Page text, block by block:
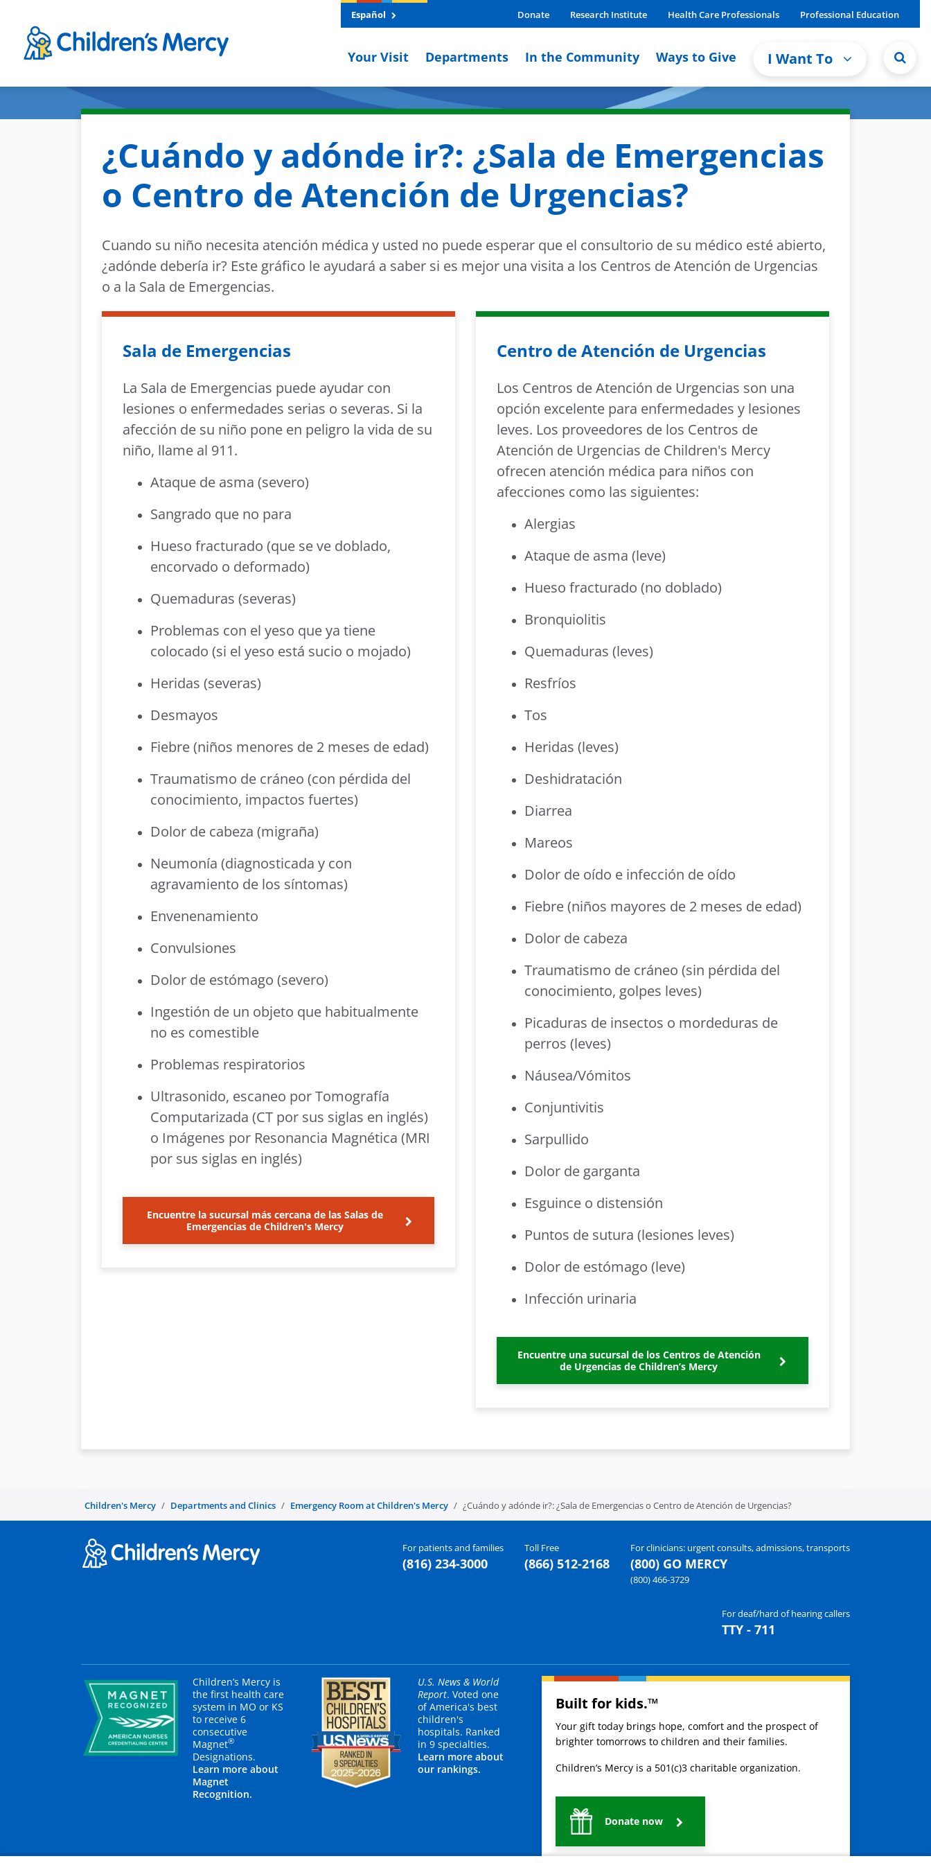
Español Donate Research Institute Health Care Professionals Professional Education
Your Visit Departments In the Community Ways to Give I Want To
¿Cuándo y adónde ir?: ¿Sala de Emergencias
o Centro de Atención de Urgencias?
Cuando su niño necesita atención médica y usted no puede esperar que el consultorio de su médico esté abierto,
¿adónde debería ir? Este gráfico le ayudará a saber si es mejor una visita a los Centros de Atención de Urgencias
o a la Sala de Emergencias.
Sala de Emergencias
La Sala de Emergencias puede ayudar con
lesiones o enfermedades serias o severas. Si la
afección de su niño pone en peligro la vida de su
niño, llame al 911.
Ataque de asma (severo)
Sangrado que no para
Hueso fracturado (que se ve doblado,
encorvado o deformado)
Quemaduras (severas)
Problemas con el yeso que ya tiene
colocado (si el yeso está sucio o mojado)
Heridas (severas)
Desmayos
Fiebre (niños menores de 2 meses de edad)
Traumatismo de cráneo (con pérdida del
conocimiento, impactos fuertes)
Dolor de cabeza (migraña)
Neumonía (diagnosticada y con
agravamiento de los síntomas)
Envenenamiento
Convulsiones
Dolor de estómago (severo)
Ingestión de un objeto que habitualmente
no es comestible
Problemas respiratorios
Ultrasonido, escaneo por Tomografía
Computarizada (CT por sus siglas en inglés)
o Imágenes por Resonancia Magnética (MRI
por sus siglas en inglés)
Encuentre la sucursal más cercana de las Salas de
Emergencias de Children's Mercy
Centro de Atención de Urgencias
Los Centros de Atención de Urgencias son una
opción excelente para enfermedades y lesiones
leves. Los proveedores de los Centros de
Atención de Urgencias de Children's Mercy
ofrecen atención médica para niños con
afecciones como las siguientes:
Alergias
Ataque de asma (leve)
Hueso fracturado (no doblado)
Bronquiolitis
Quemaduras (leves)
Resfríos
Tos
Heridas (leves)
Deshidratación
Diarrea
Mareos
Dolor de oído e infección de oído
Fiebre (niños mayores de 2 meses de edad)
Dolor de cabeza
Traumatismo de cráneo (sin pérdida del
conocimiento, golpes leves)
Picaduras de insectos o mordeduras de
perros (leves)
Náusea/Vómitos
Conjuntivitis
Sarpullido
Dolor de garganta
Esguince o distensión
Puntos de sutura (lesiones leves)
Dolor de estómago (leve)
Infección urinaria
Encuentre una sucursal de los Centros de Atención
de Urgencias de Children’s Mercy
Children's Mercy Departments and Clinics Emergency Room at Children's Mercy ¿Cuándo y adónde ir?: ¿Sala de Emergencias o Centro de Atención de Urgencias?
For patients and families
(816) 234-3000
Toll Free
(866) 512-2168
For clinicians: urgent consults, admissions, transports
(800) GO MERCY
(800) 466-3729
For deaf/hard of hearing callers
TTY - 711
Children’s Mercy is
the first health care
system in MO or KS
to receive 6
consecutive
Magnet®
Designations.
Learn more about
Magnet
Recognition.
U.S. News & World
Report. Voted one
of America's best
children's
hospitals. Ranked
in 9 specialties.
Learn more about
our rankings.
Built for kids.™
Your gift today brings hope, comfort and the prospect of
brighter tomorrows to children and their families.
Children’s Mercy is a 501(c)3 charitable organization.
Donate now